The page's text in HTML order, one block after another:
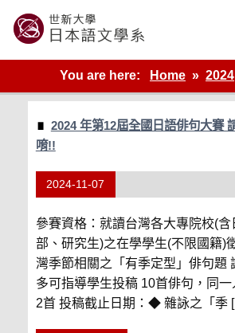
content
世新大學教學單位的網站
You are here:
Home 2024
2024 年第12屆全國日語俳句大賽
唷!!
2024-11-07
參賽資格：就讀台灣各大專院校(含
部、研究生)之在學學生(不限國籍)
灣季節相關之「有季定型」俳句題
多可指導學生投稿 10首俳句，同
2首 投稿截止日期：◆ 雜詠之「季